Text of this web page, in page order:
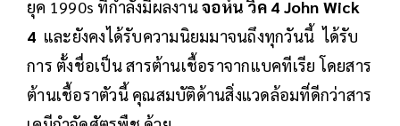
ยุค 1990s ที่กำลังมีผลงานจอห์น วิค 4 John Wick
4 และยังคงได้รับความนิยมมาจนถึงทุกวันนี้ ได้รับ
การ ตั้งชื่อเป็น สารต้านเชื้อราจากแบคทีเรีย โดยสาร
ต้านเชื้อราตัวนี้ คุณสมบัติด้านสิ่งแวดล้อมที่ดีกว่าสาร